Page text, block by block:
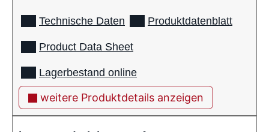
Technische Daten Produktdatenblatt
Product Data Sheet
Lagerbestand online
weitere Produktdetails anzeigen